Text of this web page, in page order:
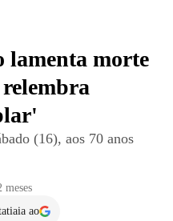
lamenta morte
(16), aos 70 anos
meses
ao